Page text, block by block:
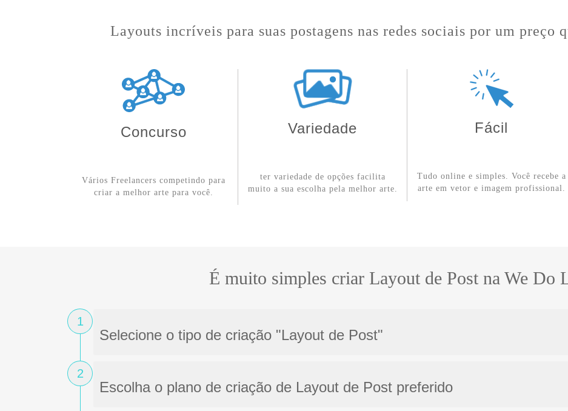
Layouts incríveis para suas postagens nas redes sociais por um preço
Concurso
Vários Freelancers competindo para
criar a melhor arte para você.
Variedade
ter variedade de opções facilita
muito a sua escolha pela melhor arte.
Fácil
Tudo online e simples. Você recebe a
arte em vetor e imagem profissional.
É muito simples criar Layout de Post na We Do
1
Selecione o tipo de criação "Layout de Post"
2
Escolha o plano de criação de Layout de Post preferido